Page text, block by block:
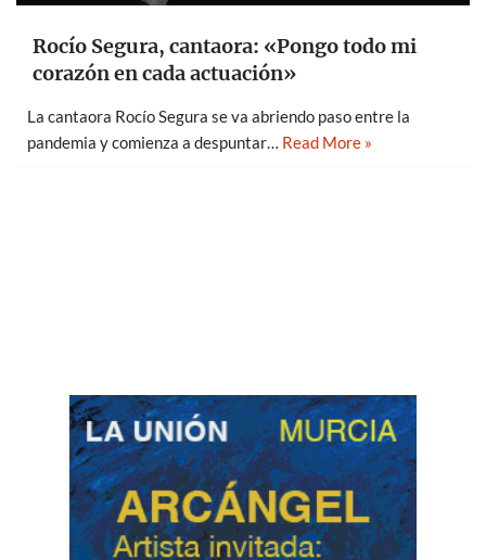
Rocío Segura, cantaora: «Pongo todo mi
corazón en cada actuación»
La cantaora Rocío Segura se va abriendo paso entre la
pandemia y comienza a despuntar… Read More »